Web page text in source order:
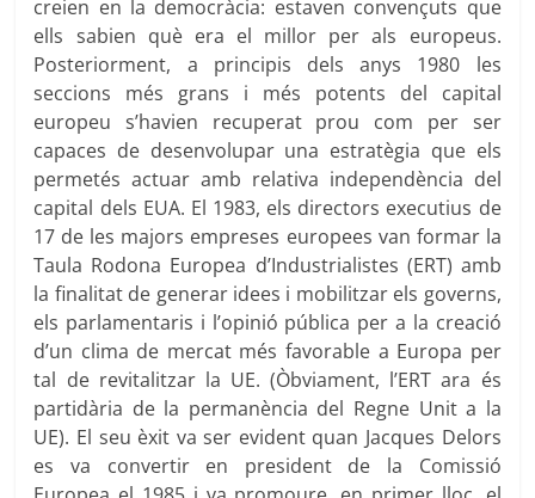
creien en la democràcia: estaven convençuts que
ells sabien què era el millor per als europeus.
Posteriorment, a principis dels anys 1980 les
seccions més grans i més potents del capital
europeu s’havien recuperat prou com per ser
capaces de desenvolupar una estratègia que els
permetés actuar amb relativa independència del
capital dels EUA. El 1983, els directors executius de
17 de les majors empreses europees van formar la
Taula Rodona Europea d’Industrialistes (ERT) amb
la finalitat de generar idees i mobilitzar els governs,
els parlamentaris i l’opinió pública per a la creació
d’un clima de mercat més favorable a Europa per
tal de revitalitzar la UE. (Òbviament, l’ERT ara és
partidària de la permanència del Regne Unit a la
UE). El seu èxit va ser evident quan Jacques Delors
es va convertir en president de la Comissió